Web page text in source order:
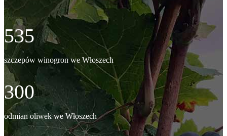
535
szczepów winogron we Włoszech
300
odmian oliwek we Włoszech